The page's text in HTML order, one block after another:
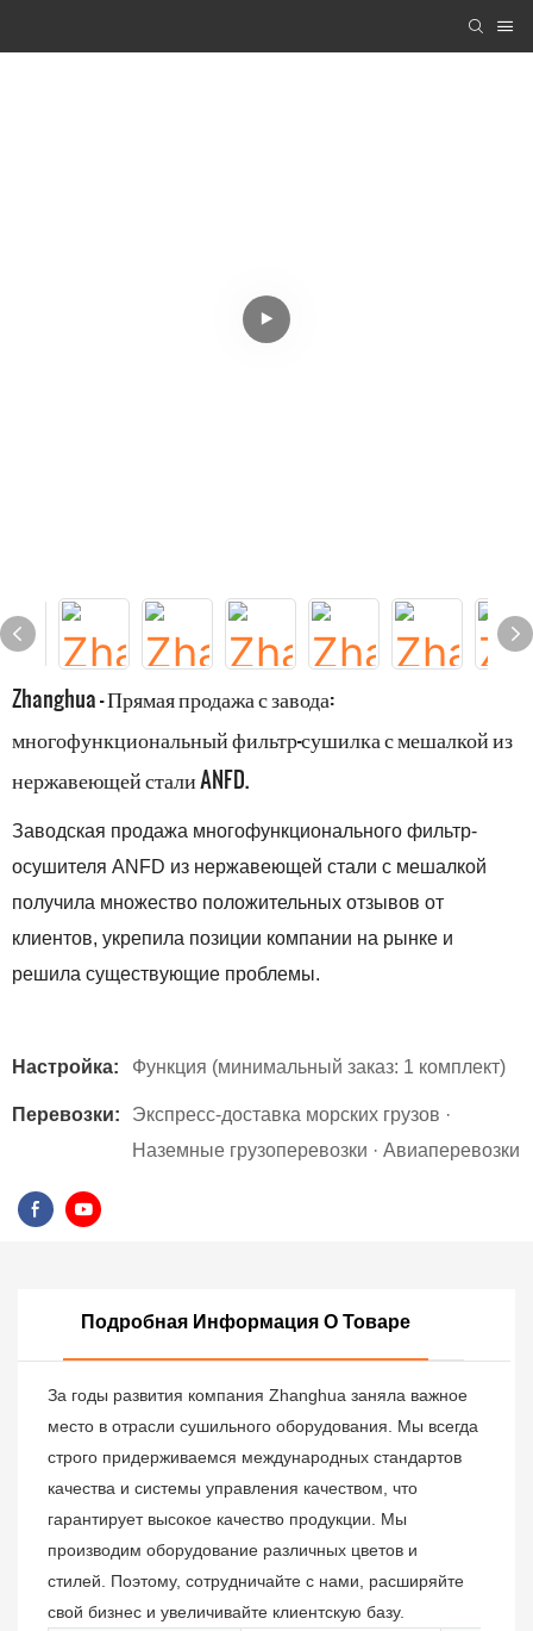
Zhanghua - Прямая продажа с завода:
многофункциональный фильтр-сушилка с мешалкой из
нержавеющей стали ANFD.
Заводская продажа многофункционального фильтр-
осушителя ANFD из нержавеющей стали с мешалкой
получила множество положительных отзывов от
клиентов, укрепила позиции компании на рынке и
решила существующие проблемы.
Настройка: Функция (минимальный заказ: 1 комплект)
Перевозки:
Экспресс-доставка морских грузов ·
Наземные грузоперевозки · Авиаперевозки
Подробная Информация О Товаре
За годы развития компания Zhanghua заняла важное
место в отрасли сушильного оборудования. Мы всегда
строго придерживаемся международных стандартов
качества и системы управления качеством, что
гарантирует высокое качество продукции. Мы
производим оборудование различных цветов и
стилей. Поэтому, сотрудничайте с нами, расширяйте
свой бизнес и увеличивайте клиентскую базу.